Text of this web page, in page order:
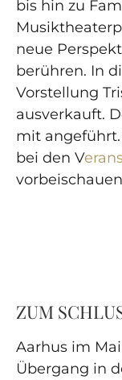
bis hin zu
neue
berühren. In
Vorstellung
ausverkauft.
mit angeführt.
bei den V
ZUM
Aarhus im
Übergang in